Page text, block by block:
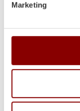
Marketing
Kaminöfen
Pelletöfen